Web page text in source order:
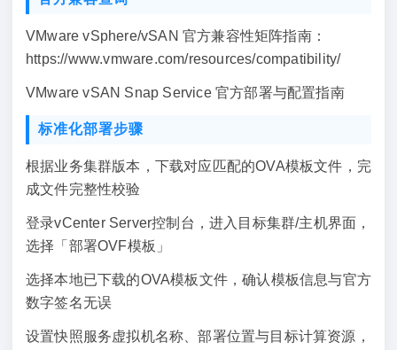
VMware vSphere/vSAN 官方兼容性矩阵指南：
https://www.vmware.com/resources/compatibility/
VMware vSAN Snap Service 官方部署与配置指南
标准化部署步骤
根据业务集群版本，下载对应匹配的OVA模板文件，完
成文件完整性校验
登录vCenter Server控制台，进入目标集群/主机界面，
选择「部署OVF模板」
选择本地已下载的OVA模板文件，确认模板信息与官方
数字签名无误
设置快照服务虚拟机名称、部署位置与目标计算资源，